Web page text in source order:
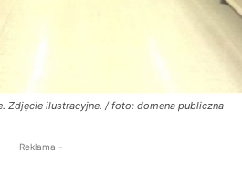
Zdjęcie ilustracyjne. / foto: domena publiczna
- Reklama -